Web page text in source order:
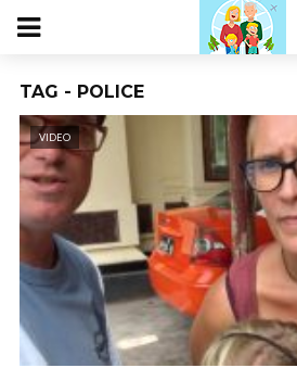
TAG - POLICE
VIDEO